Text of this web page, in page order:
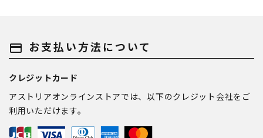
payment お支払い方法について
クレジットカード
アストリアオンラインストアでは、以下のクレジット会社をご
利用いただけます。